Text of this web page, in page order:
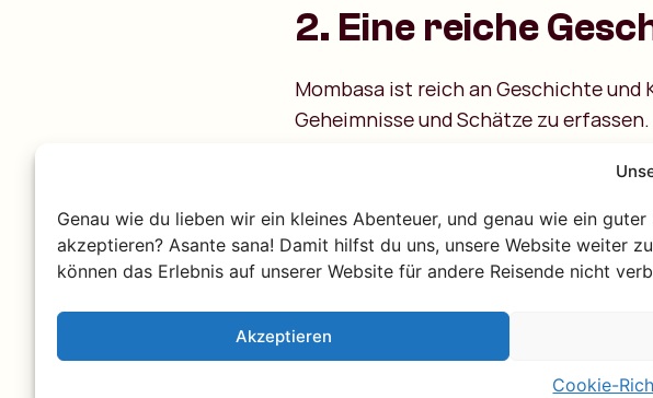
Genau wie du lieben wir ein kleines Abenteuer, und genau wie ein
akzeptieren? Asante sana! Damit hilfst du uns, unsere Website weiter
können das Erlebnis auf unserer Website für andere Reisende nicht
Akzeptieren
Cookie-
2. Eine reiche
Mombasa ist reich an Geschichte und
Geheimnisse und Schätze zu
2.1 Dynamische
Wir gehen für einen Moment in der
dem 12. Jahrhundert - aufgrund seiner
Handelsstadt' trug. Zu den
Kupfer, Glas, Sesam und Kokosnuss.